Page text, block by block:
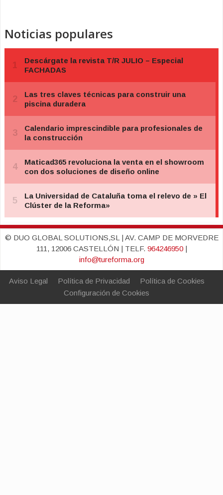
Noticias populares
© DUO GLOBAL SOLUTIONS,SL | AV. CAMP DE MORVEDRE
111, 12006 CASTELLÓN | TELF. 964246950|
info@tureforma.org
Aviso Legal Política de Privacidad
Política de Cookies
Configuración de Cookies